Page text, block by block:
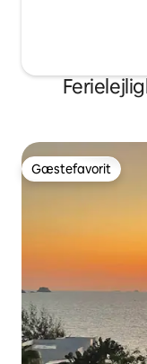
Gæstefavorit
Gæstefavorit